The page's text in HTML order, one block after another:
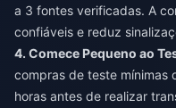
a 3 fontes verificadas. A
confiáveis e reduz
4. Comece Pequeno ao
compras de teste mínimas
horas antes de realizar